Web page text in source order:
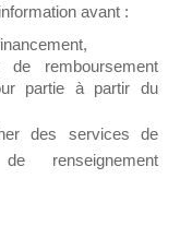
au support
message
avant :
remboursement
partie à partir du
des services de
renseignement